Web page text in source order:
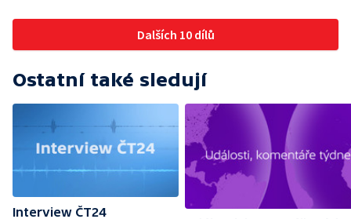
Dalších 10 dílů
Ostatní také sledují
Interview ČT24